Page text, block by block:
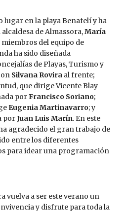
lugar en la playa Benafelí y ha
de Almassora,María
del equipo de
ha sido diseñada
de Playas, Turismo y
Silvana Rovira al frente;
que dirige Vicente Blay
porFrancisco Soriano;
Eugenia Martinavarro; y
porJuan Luis Marín. En este
agradecido el gran trabajo de
entre los diferentes
para idear una programación
vuelva a ser este verano un
y disfrute para toda la